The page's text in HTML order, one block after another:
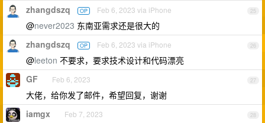
25
zhangdszq OP Feb 6, 2023 via iPhone
@never2023 东南亚需求还是很大的
26
zhangdszq OP Feb 6, 2023 via iPhone
@leeton 不要求，要求技术设计和代码漂亮
27
GF Feb 6, 2023
大佬，给你发了邮件，希望回复，谢谢
28
iamgx Feb 7, 2023